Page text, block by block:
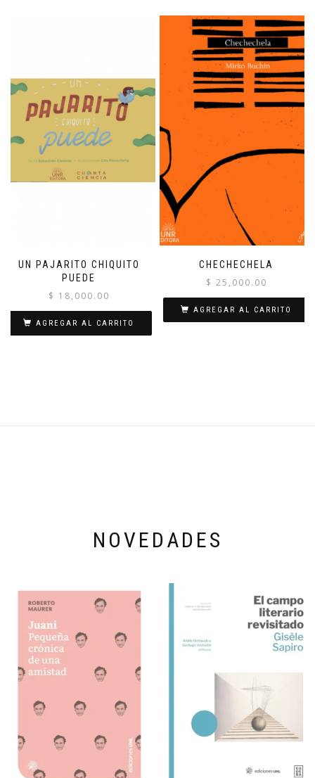
UN PAJARITO CHIQUITO
PUEDE
$ 18,000.00
AGREGAR AL CARRITO
CHECHECHELA
$ 25,000.00
AGREGAR AL CARRITO
NOVEDADES